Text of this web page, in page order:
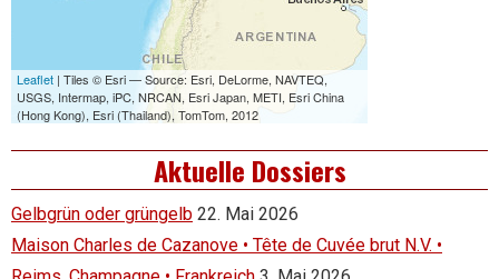
Aktuelle Dossiers
Gelbgrün oder grüngelb 22. Mai 2026
Maison Charles de Cazanove • Tête de Cuvée brut N.V. •